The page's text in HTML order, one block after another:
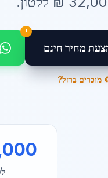
מחיר חינם
!
מוכרים ברזל?